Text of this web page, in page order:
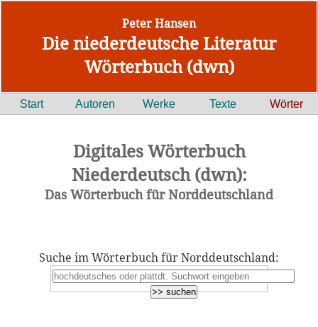
Peter Hansen
Die niederdeutsche Literatur
Wörterbuch (dwn)
Start Autoren Werke Texte Wörter
Digitales Wörterbuch
Niederdeutsch (dwn):
Das Wörterbuch für Norddeutschland
Suche im Wörterbuch für Norddeutschland: